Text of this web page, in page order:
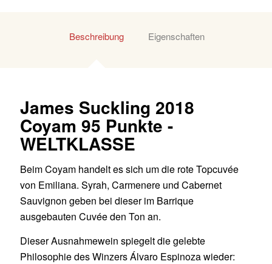
Beschreibung Eigenschaften
James Suckling 2018
Coyam 95 Punkte -
WELTKLASSE
Beim Coyam handelt es sich um die rote Topcuvée
von Emiliana. Syrah, Carmenere und Cabernet
Sauvignon geben bei dieser im Barrique
ausgebauten Cuvée den Ton an.
Dieser Ausnahmewein spiegelt die gelebte
Philosophie des Winzers Álvaro Espinoza wieder: